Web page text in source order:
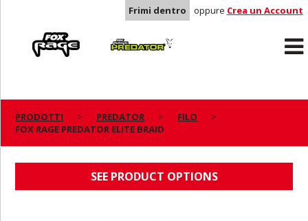
Frimi dentro oppure Crea un Account
Predator
PRODOTTI PREDATOR
FILO
FOX RAGE PREDATOR ELITE BRAID
SEE PRODUCT OPTIONS